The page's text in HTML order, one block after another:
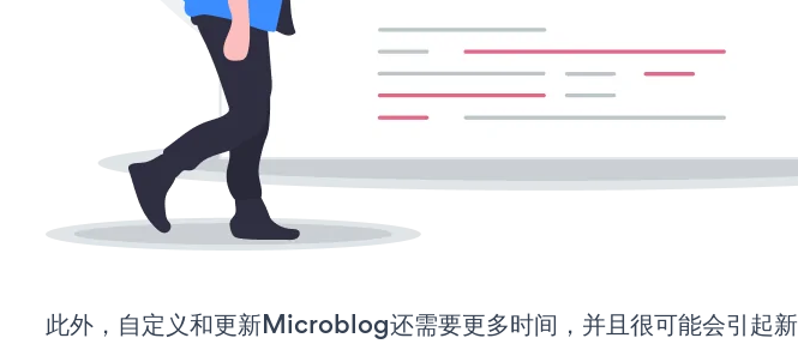
此外，自定义和更新Microblog还需要更多时间，并且很可能会引起新